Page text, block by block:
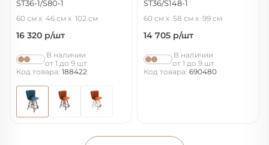
ST36-1/S80-1
муар
60 см 46 см 102 см
16 320 р/шт
В наличии
от 1 до 9 шт
Код товара: 188422
ST36/S148-1
60 см 58 см 99 см
14 705 р/шт
В наличии
от 1 до 9 шт
Код товара: 690480